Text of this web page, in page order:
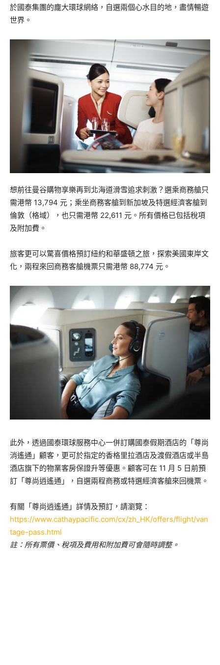
於國泰集團的龐大環球網絡，自選兩個心水目的地，盡情暢遊
世界。
想前往曼谷購物享樂再到北海道滑雪追求刺激？選乘商務艙只
需港幣 13,794 元；乘坐商務客艙到新加坡及特選經濟客艙到
倫敦（格域），也只需港幣 22,611 元。所有價格已包括稅項
及附加費。
旅客更可以驚喜價格預訂紐約和華盛頓之旅，探索美國東岸文
化，兩程來回商務客艙機票只需港幣 88,774 元。
此外，透過國泰環球服務中心一併訂購國泰假期酒店的「尊尚
消遙通」顧客，更可於指定的香格里拉酒店及渡假酒店或半島
酒店旗下的物業客房保證升等優惠。顧客可在 11 月 5 日前預
訂「尊尚逍遙通」，自選兩程商務或特選經濟客艙來回機票。
有關「尊尚逍遙通」詳情及預訂，請瀏覽：
https://www.cathaypacific.com/cx/zh_HK/offers/flight/van
tage-pass.html
註：所有票價、稅項及費用和附加費可會隨時調整。